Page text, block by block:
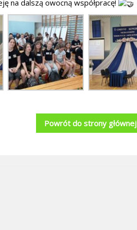
na dalszą owocną współpracę!
Powrót do strony głównej